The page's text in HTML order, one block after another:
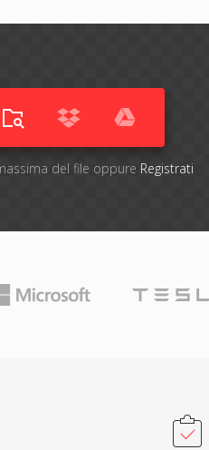
del file oppure Registrati